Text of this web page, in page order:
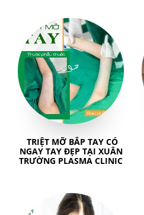
TRIỆT MỠ BẮP TAY CÓ
NGAY TAY ĐẸP TẠI XUÂN
TRƯỜNG PLASMA CLINIC